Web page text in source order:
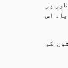
پر
اس
کو